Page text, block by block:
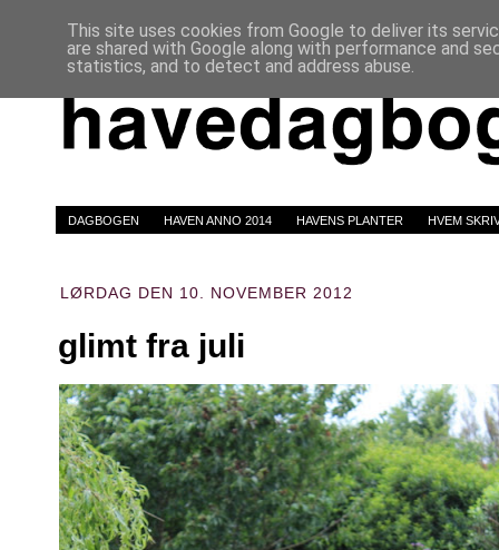
DAGBOGEN HAVEN ANNO 2014 HAVENS PLANTER HVEM
LØRDAG DEN 10. NOVEMBER 2012
glimt fra juli
This site uses cookies from Google to deliver its
are shared with Google along with performance and
statistics, and to detect and address abuse.